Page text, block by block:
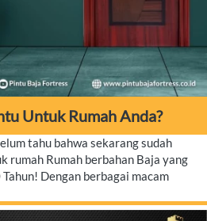
Untuk Rumah Anda?
tahu bahwa sekarang sudah
rumah Rumah berbahan Baja yang
Dengan berbagai macam